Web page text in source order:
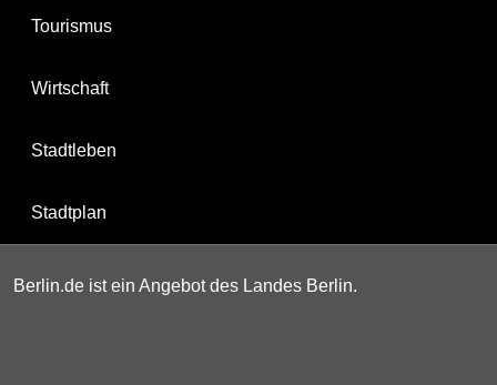
Tourismus
Wirtschaft
Stadtleben
Stadtplan
Berlin.de ist ein Angebot des Landes Berlin.